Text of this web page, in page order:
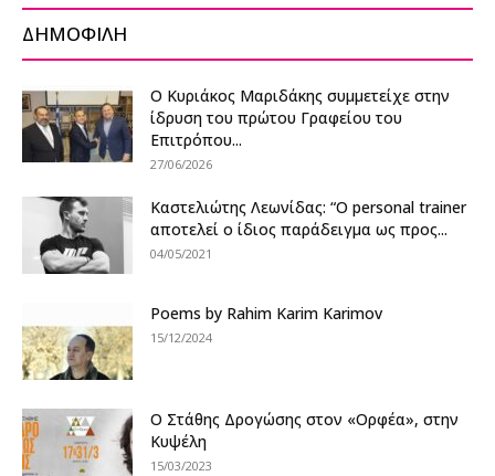
ΔΗΜΟΦΙΛΗ
Ο Κυριάκος Μαριδάκης συμμετείχε στην
ίδρυση του πρώτου Γραφείου του
Επιτρόπου...
27/06/2026
Καστελιώτης Λεωνίδας: “Ο personal trainer
αποτελεί ο ίδιος παράδειγμα ως προς...
04/05/2021
Poems by Rahim Karim Karimov
15/12/2024
Ο Στάθης Δρογώσης στον «Ορφέα», στην
Κυψέλη
15/03/2023